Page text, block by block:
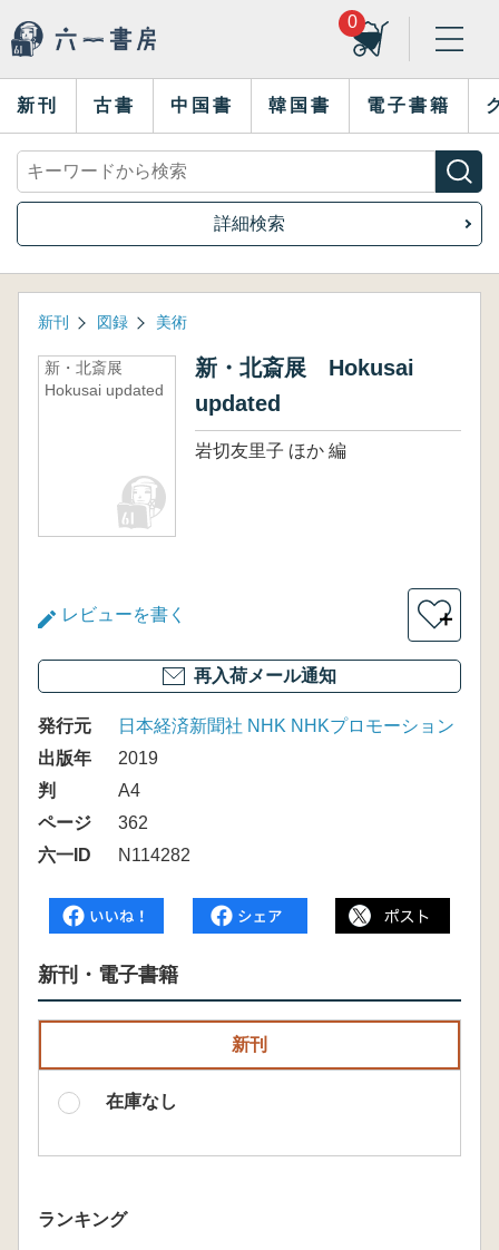
0
新刊 古書 中国書 韓国書 電子書籍
詳細検索
新刊 図録 美術
新・北斎展
Hokusai updated
新・北斎展 Hokusai
updated
岩切友里子 ほか 編
レビューを書く ＋
再入荷メール通知
発行元
日本経済新聞社 NHK NHKプロモーション
出版年
2019
判
A4
ページ
362
六一ID
N114282
新刊・電子書籍
新刊
在庫なし
ランキング